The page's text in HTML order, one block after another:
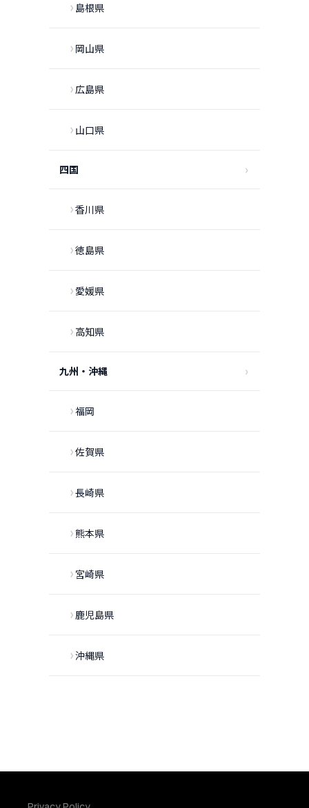
島根県
岡山県
広島県
山口県
四国
香川県
徳島県
愛媛県
高知県
九州・沖縄
福岡
佐賀県
長崎県
熊本県
宮崎県
鹿児島県
沖縄県